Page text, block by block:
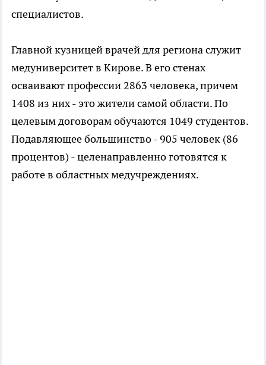
специалистов.
Главной кузницей врачей для региона служит
медуниверситет в Кирове. В его стенах
осваивают профессии 2863 человека, причем
1408 из них - это жители самой области. По
целевым договорам обучаются 1049 студентов.
Подавляющее большинство - 905 человек (86
процентов) - целенаправленно готовятся к
работе в областных медучреждениях.